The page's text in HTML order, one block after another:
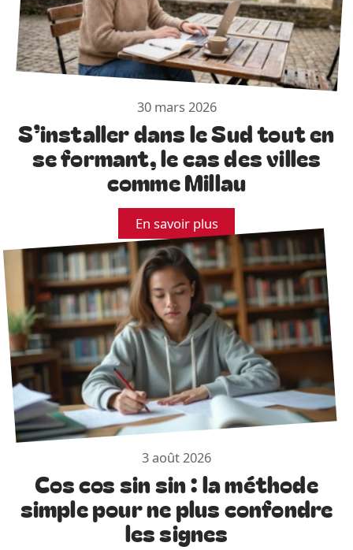
30 mars 2026
S’installer dans le Sud tout en
se formant, le cas des villes
comme Millau
En savoir plus
3 août 2026
Cos cos sin sin : la méthode
simple pour ne plus confondre
les signes